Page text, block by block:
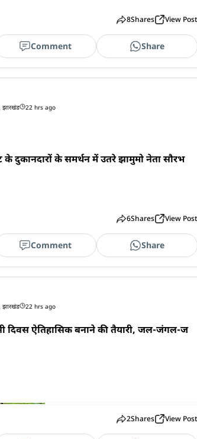
8Shares View Post
Comment Share
झारखंड 22 hrs ago
के दुकानदारों के समर्थन में उतरे झामुमो नेता सौरभ
6Shares View Post
Comment Share
झारखंड 22 hrs ago
दिवस ऐतिहासिक बनाने की तैयारी, जल-जंगल-ज
2Shares View Post